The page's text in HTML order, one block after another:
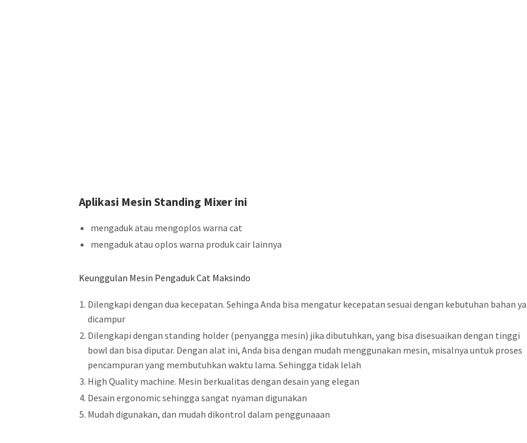
Aplikasi Mesin Standing Mixer ini
mengaduk atau mengoplos warna cat
mengaduk atau oplos warna produk cair lainnya
Keunggulan Mesin Pengaduk Cat Maksindo
Dilengkapi dengan dua kecepatan. Sehinga Anda bisa mengatur kecepatan sesuai dengan kebutuhan bahan
dicampur
Dilengkapi dengan standing holder (penyangga mesin) jika dibutuhkan, yang bisa disesuaikan dengan tinggi
bowl dan bisa diputar. Dengan alat ini, Anda bisa dengan mudah menggunakan mesin, misalnya untuk proses
pencampuran yang membutuhkan waktu lama. Sehingga tidak lelah
High Quality machine. Mesin berkualitas dengan desain yang elegan
Desain ergonomic sehingga sangat nyaman digunakan
Mudah digunakan, dan mudah dikontrol dalam penggunaaan